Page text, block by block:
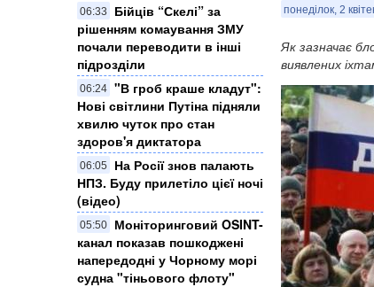
06:33
Бійців “Скелі” за
рішенням комаування ЗМУ
почали переводити в інші
підрозділи
06:24 "В гроб краше кладут":
Нові світлини Путіна підняли
хвилю чуток про стан
здоров'я диктатора
06:05
На Росії знов палають
НПЗ. Буду прилетіло цієї ночі
(відео)
05:50
Моніторинговий OSINT-
канал показав пошкоджені
напередодні у Чорному морі
судна "тіньового флоту"
понеділок, 2
Як зазначає
виявлених